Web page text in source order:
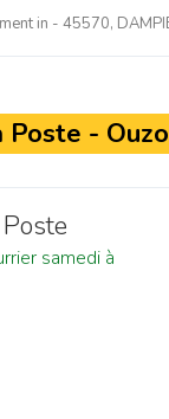
in - 45570,
-
samedi à